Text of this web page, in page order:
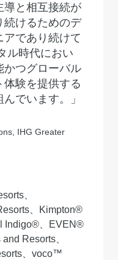
導と相互接続が
続けるためのデ
アであり続けて
ル時代におい
かつグローバル
体験を提供する
でいます。」
IHG Greater
、
、Kimpton®
Indigo®、EVEN®
Resorts、
、voco™